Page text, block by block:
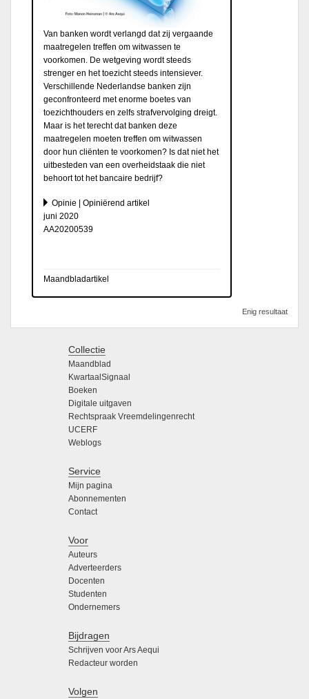
Van banken wordt verlangd dat zij vergaande
maatregelen treffen om witwassen te
voorkomen. De wetgeving wordt steeds
strenger en het toezicht steeds intensiever.
Verschillende Nederlandse banken zijn
geconfronteerd met enorme boetes van
toezichthouders en zelfs strafvervolging dreigt.
Maar is het terecht dat banken deze
maatregelen moeten treffen om witwassen
door hun cliënten te voorkomen? Is dat niet het
uitbesteden van een overheidstaak die niet
behoort tot het bancaire bedrijf?
Opinie | Opiniërend artikel
juni 2020
AA20200539
Maandbladartikel
Enig resultaat
Collectie
Maandblad
KwartaalSignaal
Boeken
Digitale uitgaven
Rechtspraak Vreemdelingenrecht
UCERF
Weblogs
Service
Mijn pagina
Abonnementen
Contact
Voor
Auteurs
Adverteerders
Docenten
Studenten
Ondernemers
Bijdragen
Schrijven voor Ars Aequi
Redacteur worden
Volgen